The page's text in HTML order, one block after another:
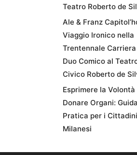
Teatro Roberto de
Ale & Franz
Viaggio Ironico nella
Trentennale
Duo Comico al
Civico Roberto de
Esprimere la Volontà
Donare Organi: Guida
Pratica per i Cittadini
Milanesi